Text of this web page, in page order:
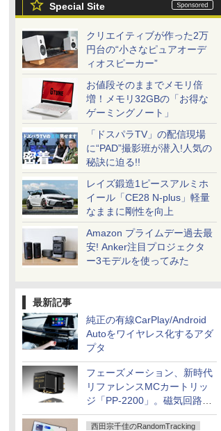
Special Site
クリエイティブが作った2万
円台の“小さなピュアオーデ
ィオスピーカー”
お値段そのままでメモリ倍
増！メモリ32GBの「お得な
ゲーミングノート」
「ドスパラTV」の配信現場
に“PAD”撮影班が潜入!人気の
秘訣に迫る!!
レイズ鍛造1ピースアルミホ
イール「CE28 N-plus」軽量
なままに剛性を向上
Amazon プライムデー過去最
安! Anker注目プロジェクタ
ー3モデルを使ってみた
最新記事
純正の有線CarPlay/Android
Autoをワイヤレス化するアダ
プタ
フェーズメーション、新時代
リファレンスMCカートリッ
ジ「PP-2200」。磁気回路や
ハウジングを根本から見直し
西田宗千佳のRandomTracking